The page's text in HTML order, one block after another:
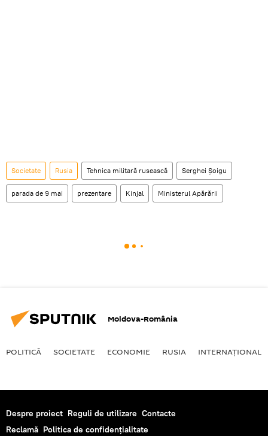
Societate Rusia Tehnica militară rusească Serghei Șoigu
parada de 9 mai prezentare Kinjal Ministerul Apărării
Moldova-România
POLITICĂ SOCIETATE ECONOMIE RUSIA INTERNAŢIONAL
Despre proiect Reguli de utilizare Contacte
Reclamă Politica de confidențialitate